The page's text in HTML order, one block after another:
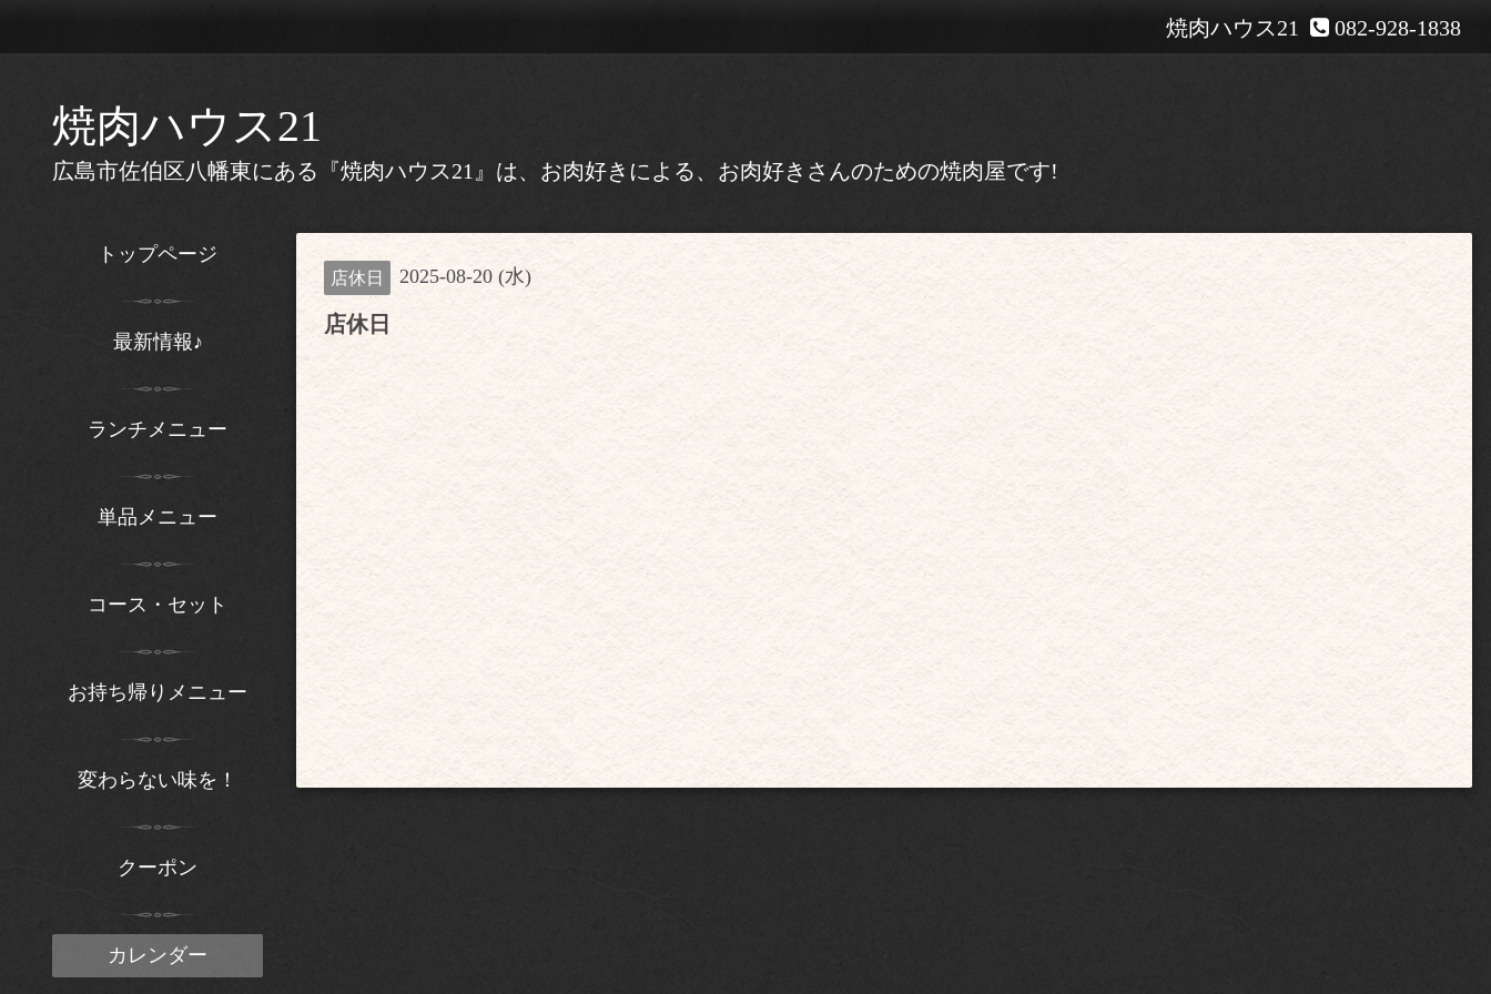
082-928-1838
焼肉ハウス21
焼肉ハウス21
広島市佐伯区八幡東にある『焼肉ハウス21』は、お肉好きによる、お肉好きさんのための焼肉屋です!
店休日 2025-08-20 (水)
店休日
トップページ
最新情報♪
ランチメニュー
単品メニュー
コース・セット
お持ち帰りメニュー
変わらない味を！
クーポン
カレンダー